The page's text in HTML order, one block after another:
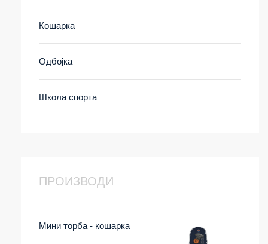
Кошарка
Одбојка
Школа спорта
ПРОИЗВОДИ
Мини торба - кошарка